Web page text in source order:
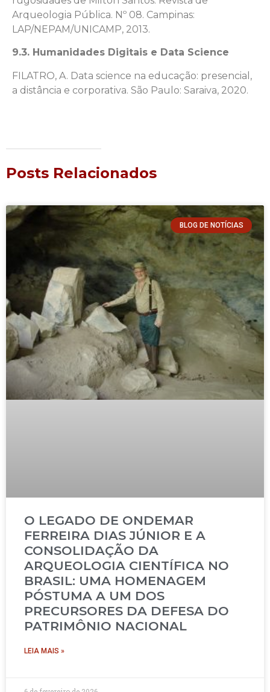
Arqueologia Pública. Nº 08. Campinas:
LAP/NEPAM/UNICAMP, 2013.
9.3. Humanidades Digitais e Data Science
FILATRO, A. Data science na educação: presencial,
a distância e corporativa. São Paulo: Saraiva, 2020.
Posts Relacionados
BLOG DE NOTÍCIAS
O LEGADO DE ONDEMAR
FERREIRA DIAS JÚNIOR E A
CONSOLIDAÇÃO DA
ARQUEOLOGIA CIENTÍFICA NO
BRASIL: UMA HOMENAGEM
PÓSTUMA A UM DOS
PRECURSORES DA DEFESA DO
PATRIMÔNIO NACIONAL
LEIA MAIS »